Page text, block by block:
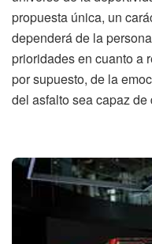
propuesta única, un
dependerá de la
prioridades en cuanto a
por supuesto, de la
del asfalto sea capaz de